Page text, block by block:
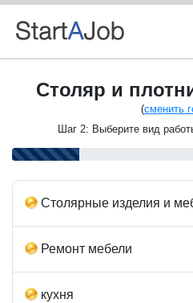
Столяр и
(сменить
Шаг 2: Выберите вид
Столярные изделия и
Ремонт мебели
кухня